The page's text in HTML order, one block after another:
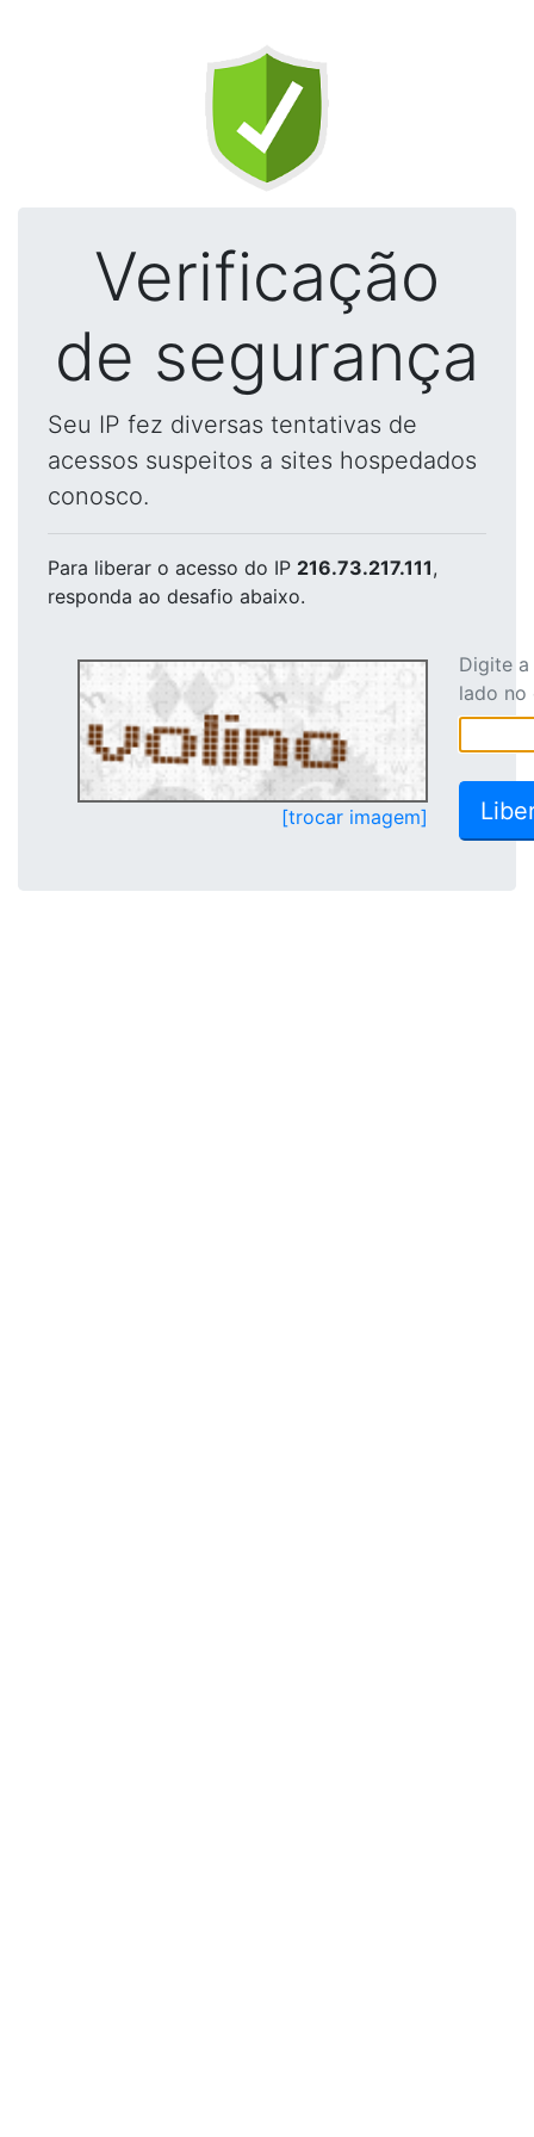
Verificação
de segurança
Seu IP fez diversas tentativas de
acessos suspeitos a sites hospedados
conosco.
Para liberar o acesso do IP 216.73.217.111,
responda ao desafio abaixo.
[trocar imagem]
Digite
lado no